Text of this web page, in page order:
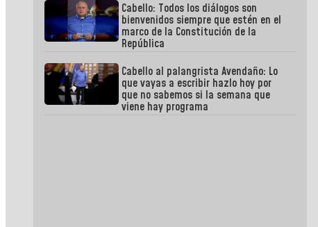
Cabello: Todos los diálogos son
bienvenidos siempre que estén en el
marco de la Constitución de la
República
Cabello al palangrista Avendaño: Lo
que vayas a escribir hazlo hoy por
que no sabemos si la semana que
viene hay programa